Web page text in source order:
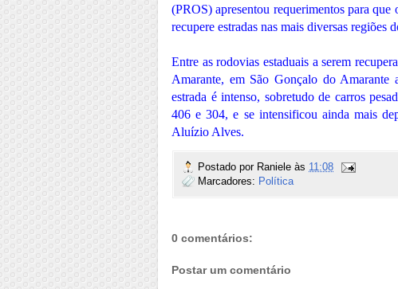
(PROS) apresentou requerimentos para
recupere estradas nas mais diversas regiões
Entre as rodovias estaduais a serem
Amarante, em São Gonçalo do
estrada é intenso, sobretudo de carros
406 e 304, e se intensificou ainda mais
Aluízio Alves.
Postado por Raniele às 11:08
Marcadores: Política
0 comentários:
Postar um comentário